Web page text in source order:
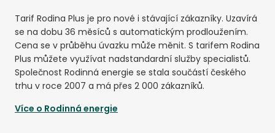
Tarif Rodina Plus je pro nové i stávající zákazníky. Uzavírá
se na dobu 36 měsíců s automatickým prodloužením.
Cena se v průběhu úvazku může měnit. S tarifem Rodina
Plus můžete využívat nadstandardní služby specialistů.
Společnost Rodinná energie se stala součástí českého
trhu v roce 2007 a má přes 2 000 zákazníků.
Více o Rodinná energie